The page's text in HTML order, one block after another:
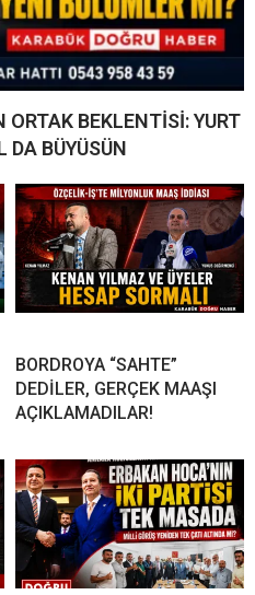
ORTAK BEKLENTİSİ: YURT
DA BÜYÜSÜN
BORDROYA “SAHTE”
DEDİLER, GERÇEK MAAŞI
AÇIKLAMADILAR!